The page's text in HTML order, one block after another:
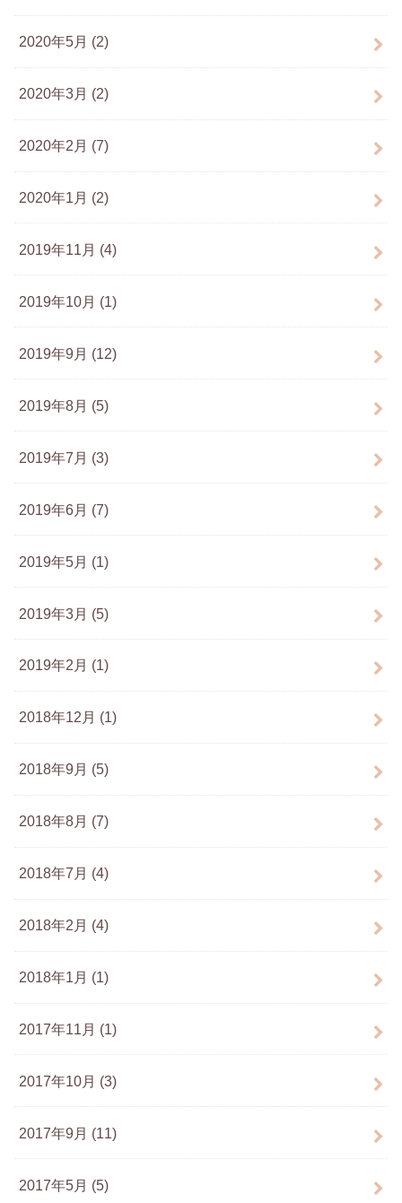
2020年5月 (2)
2020年3月 (2)
2020年2月 (7)
2020年1月 (2)
2019年11月 (4)
2019年10月 (1)
2019年9月 (12)
2019年8月 (5)
2019年7月 (3)
2019年6月 (7)
2019年5月 (1)
2019年3月 (5)
2019年2月 (1)
2018年12月 (1)
2018年9月 (5)
2018年8月 (7)
2018年7月 (4)
2018年2月 (4)
2018年1月 (1)
2017年11月 (1)
2017年10月 (3)
2017年9月 (11)
2017年5月 (5)